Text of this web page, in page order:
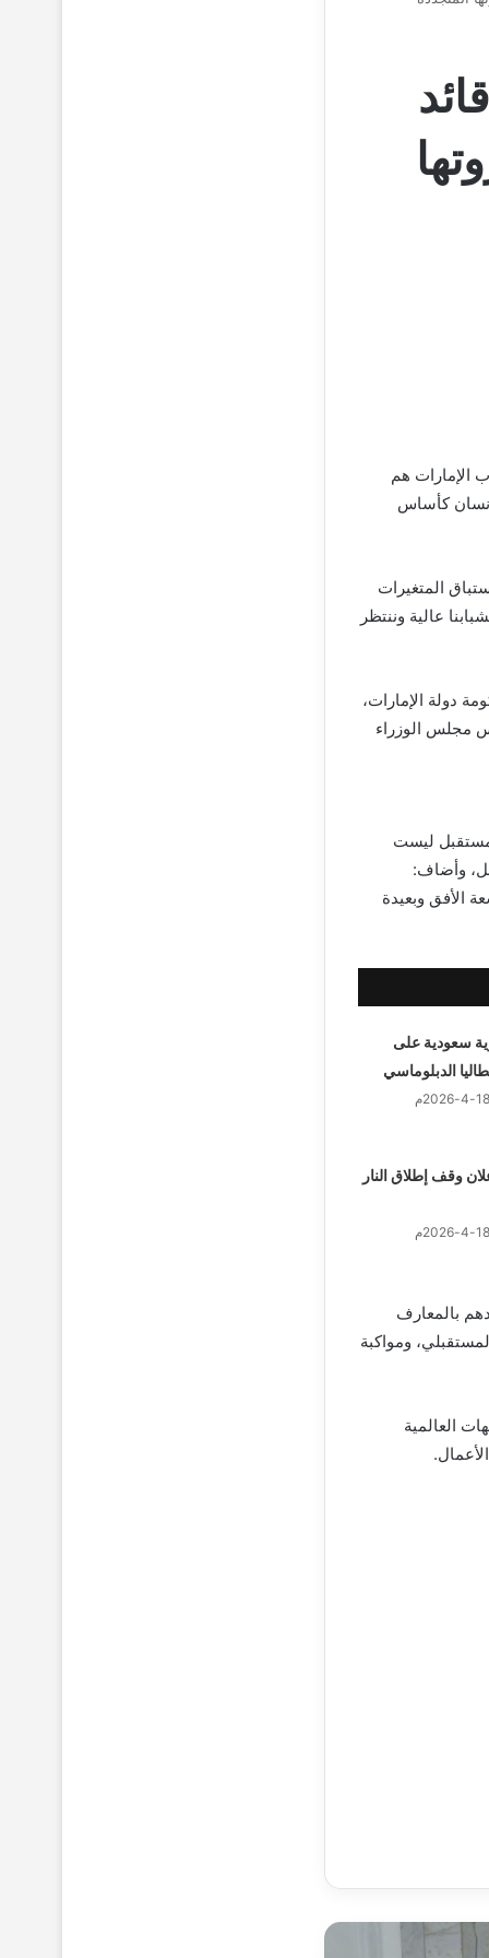
الإمارات هم
كأساس
المتغيرات
عالية وننتظر
دولة الإمارات،
مجلس الوزراء
ليست
وأضاف:
الأفق وبعيدة
سعودية على
الدبلوماسي
وقف إطلاق النار
بالمعارف
ومواكبة
العالمية